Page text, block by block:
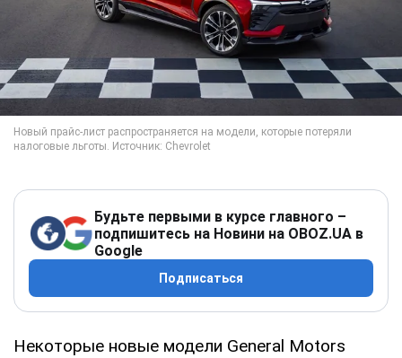
Будьте первыми в курсе главного –
подпишитесь на Новини на OBOZ.UA в
Google
Подписаться
Некоторые новые модели General Motors